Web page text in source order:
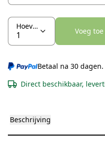
Hoeveelheid
Voeg
Betaal na 30 dagen.
Direct beschikbaar,
Beschrijving